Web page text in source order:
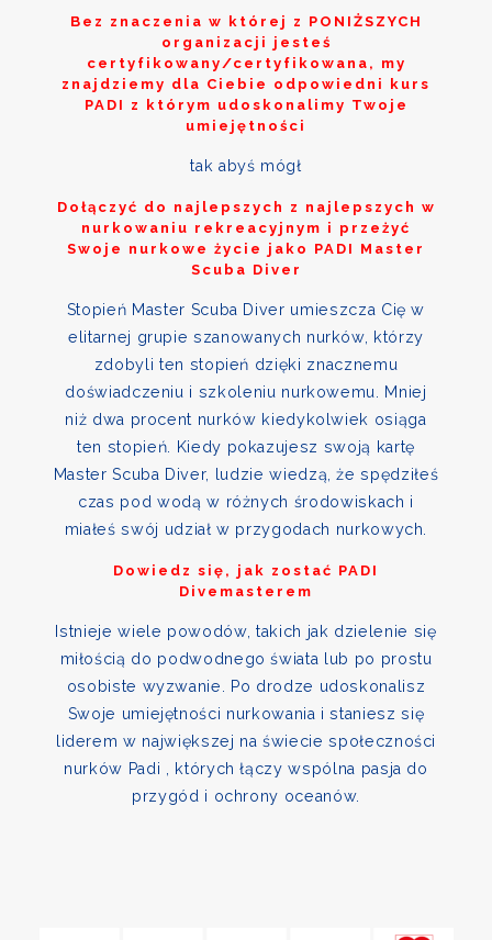
Bez znaczenia w której z PONIŻSZYCH
organizacji jesteś
certyfikowany/certyfikowana, my
znajdziemy dla Ciebie odpowiedni kurs
PADI z którym udoskonalimy Twoje
umiejętności
tak abyś mógł
Dołączyć do najlepszych z najlepszych w
nurkowaniu rekreacyjnym i przeżyć
Swoje nurkowe życie jako PADI Master
Scuba Diver
Stopień Master Scuba Diver umieszcza Cię w
elitarnej grupie szanowanych nurków, którzy
zdobyli ten stopień dzięki znacznemu
doświadczeniu i szkoleniu nurkowemu. Mniej
niż dwa procent nurków kiedykolwiek osiąga
ten stopień. Kiedy pokazujesz swoją kartę
Master Scuba Diver, ludzie wiedzą, że spędziłeś
czas pod wodą w różnych środowiskach i
miałeś swój udział w przygodach nurkowych.
Dowiedz się, jak zostać PADI
Divemasterem
Istnieje wiele powodów, takich jak dzielenie się
miłością do podwodnego świata lub po prostu
osobiste wyzwanie. Po drodze udoskonalisz
Swoje umiejętności nurkowania i staniesz się
liderem w największej na świecie społeczności
nurków Padi , których łączy wspólna pasja do
przygód i ochrony oceanów.